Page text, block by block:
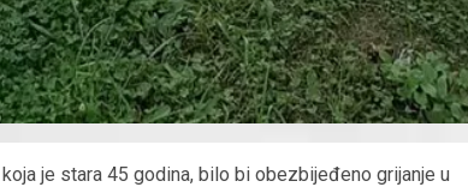
je stara 45 godina, bilo bi obezbijeđeno grijanje u